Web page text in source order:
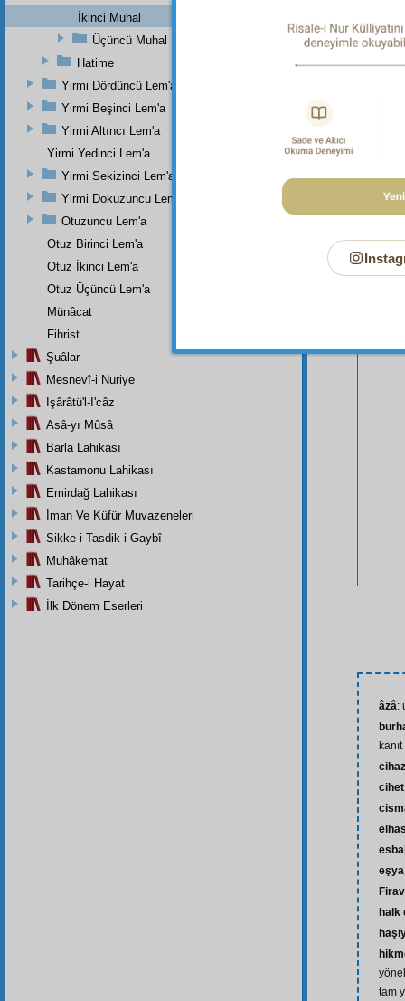
âzâ:
kanıt
cihet
eşya
halk
tam
İkinci Muhal
Üçüncü Muhal
Hatime
Yirmi Dördüncü Lem'a
Yirmi Beşinci Lem'a
Yirmi Altıncı Lem'a
Yirmi Yedinci Lem'a
Yirmi Sekizinci Lem'a
Yirmi Dokuzuncu Lem'a
Otuzuncu Lem'a
Otuz Birinci Lem'a
Otuz İkinci Lem'a
Otuz Üçüncü Lem'a
Münâcat
Fihrist
Şuâlar
Mesnevî-i Nuriye
İşârâtü'l-İ'câz
Asâ-yı Mûsâ
Barla Lahikası
Kastamonu Lahikası
Emirdağ Lahikası
İman Ve Küfür Muvazeneleri
Sikke-i Tasdik-i Gaybî
Muhâkemat
Tarihçe-i Hayat
İlk Dönem Eserleri